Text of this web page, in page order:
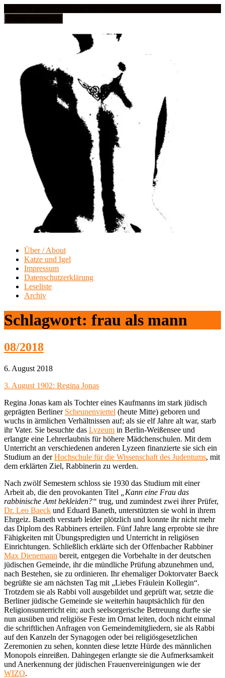
Über / About
Katze und Igel
Impressum
Datenschutzerklärung
Leseliste
Archiv
Schlagwort: frau als mann
08/2018
6. August 2018
3. August 1902: Regina Jonas
Regina Jonas kam als Tochter eines Kaufmanns im stark jüdisch
geprägten Berliner Scheunenviertel (heute Mitte) geboren und
wuchs in ärmlichen Verhältnissen auf; als sie elf Jahre alt war, starb
ihr Vater. Sie besuchte das Lyzeum in Berlin-Weißensee und
erlangte eine Lehrerlaubnis für höhere Mädchenschulen. Mit dem
Unterricht an verschiedenen anderen Lyzeen finanzierte sie sich ein
Studium an derHochschule für die Wissenschaft des Judentums, mit
dem erklärten Ziel, Rabbinerin zu werden.
Nach zwölf Semestern schloss sie 1930 das Studium mit einer
Arbeit ab, die den provokanten Titel
„Kann eine Frau das
rabbinische Amt bekleiden?“ trug, und zumindest zwei ihrer Prüfer,
Dr. Leo Baeck und Eduard Baneth, unterstützten sie wohl in ihrem
Ehrgeiz. Baneth verstarb leider plötzlich und konnte ihr nicht mehr
das Diplom des Rabbiners erteilen. Fünf Jahre lang erprobte sie ihre
Fähigkeiten mit Übungspredigten und Unterricht in religiösen
Einrichtungen. Schließlich erklärte sich der Offenbacher Rabbiner
Max Dienemann bereit, entgegen die Vorbehalte in der deutschen
jüdischen Gemeinde, ihr die mündliche Prüfung abzunehmen und,
nach Bestehen, sie zu ordinieren. Ihr ehemaliger Doktorvater Baeck
begrüßte sie am nächsten Tag mit „Liebes Fräulein Kollegin“.
Trotzdem sie als Rabbi voll ausgebildet und geprüft war, setzte die
Berliner jüdische Gemeinde sie weiterhin hauptsächlich für den
Religionsunterricht ein; auch seelsorgerische Betreuung durfte sie
nun ausüben und religiöse Feste im Ornat leiten, doch nicht einmal
die schriftlichen Anfragen von Gemeindemitgliedern, sie als Rabbi
auf den Kanzeln der Synagogen oder bei religiösgesetzlichen
Zeremonien zu sehen, konnten diese letzte Hürde des männlichen
Monopols einreißen. Dahingegen erlangte sie die Aufmerksamkeit
und Anerkennung der jüdischen Frauenvereinigungen wie der
WIZO.